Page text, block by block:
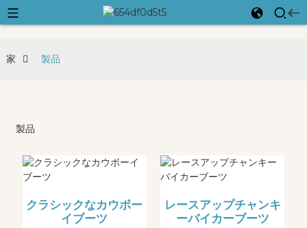
家 製品
製品
クラシックなカウボー
イブーツ
レースアップチャンキ
ーバイカーブーツ